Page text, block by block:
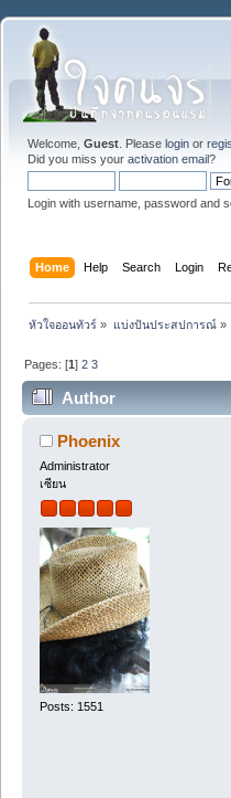
Welcome, Guest . Please login or
Did you miss your activation email?
Login with username, password and
Home Help Search Login
หัวใจออนทัวร์ » แบ่งปันประสปการณ์»
Pages: [1]2 3
Author
Phoenix
Administrator
เซียน
Posts: 1551